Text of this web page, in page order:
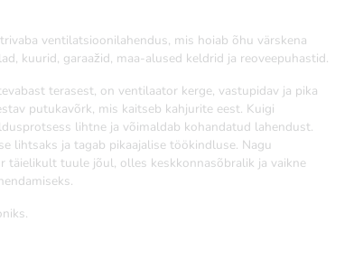
ventilatsioonilahendus, mis hoiab õhu värskena
kuurid, garaažid, maa-alused keldrid ja reoveepuhastid.
terasest, on ventilaator kerge, vastupidav ja pika
putukavõrk, mis kaitseb kahjurite eest. Kuigi
lihtne ja võimaldab kohandatud lahendust.
lihtsaks ja tagab pikaajalise töökindluse. Nagu
täielikult tuule jõul, olles keskkonnasõbralik ja vaikne